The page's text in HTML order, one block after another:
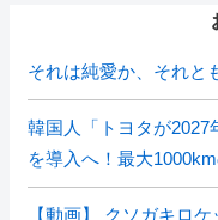
それは純愛か、それと
韓国人「トヨタが2027
を導入へ！最大
【動画】 クソガキロ